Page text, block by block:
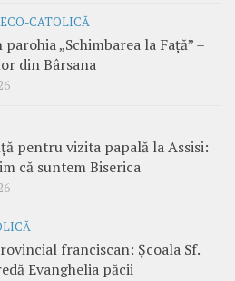
CATOLICĂ
parohia „Schimbarea la Față” –
din Bârsana
pentru vizita papală la Assisi:
că suntem Biserica
franciscan: Școala Sf.
Evanghelia păcii